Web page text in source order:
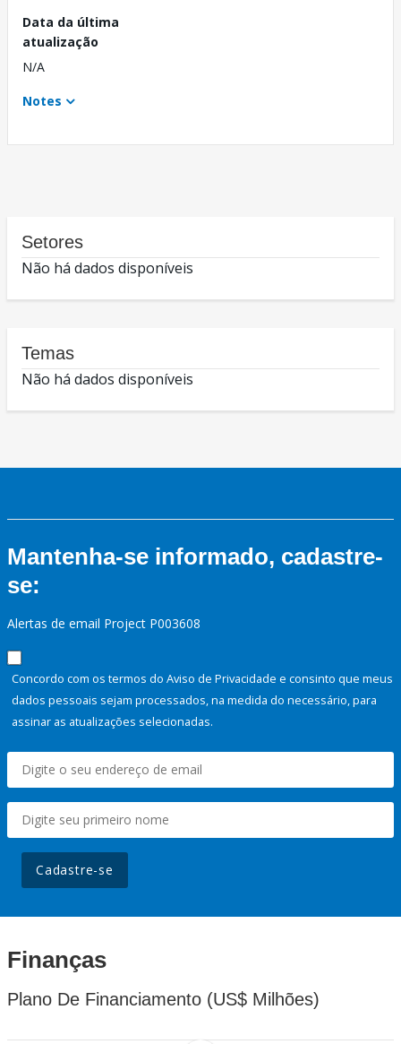
Data da última
atualização
N/A
Notes
Setores
Não há dados disponíveis
Temas
Não há dados disponíveis
Mantenha-se informado, cadastre-
se:
Alertas de email Project P003608
Concordo com os termos do Aviso de Privacidade e consinto que meus
dados pessoais sejam processados, na medida do necessário, para
assinar as atualizações selecionadas.
Cadastre-se
Finanças
Plano De Financiamento (US$ Milhões)